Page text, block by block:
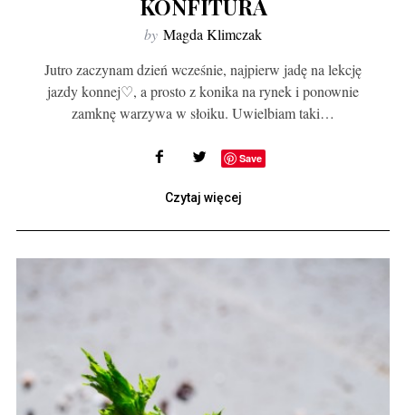
KONFITURA
by Magda Klimczak
Jutro zaczynam dzień wcześnie, najpierw jadę na lekcję
jazdy konnej♡, a prosto z konika na rynek i ponownie
zamknę warzywa w słoiku. Uwielbiam taki…
Save
Czytaj więcej